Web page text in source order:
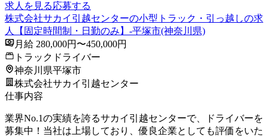
求人を見る応募する
株式会社サカイ引越センターの小型トラック・引っ越しの求
人【固定時間制・日勤のみ】-平塚市(神奈川県)
月給 280,000円〜450,000円
トラックドライバー
神奈川県平塚市
株式会社サカイ引越センター
仕事内容
業界No.1の実績を誇るサカイ引越センターで、ドライバーを
募集中！当社は上場しており、優良企業としても評価をいた